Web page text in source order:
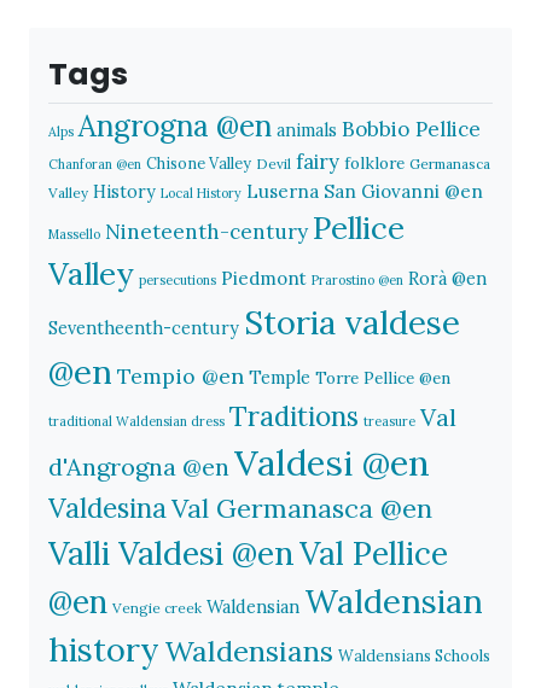
Tags
Alps Angrogna @en animals Bobbio Pellice
Chanforan @en Chisone Valley Devil fairy folklore Germanasca
Valley History Local History Luserna San Giovanni @en
Massello Nineteenth-century Pellice
Valley persecutions Piedmont Prarostino @en Rorà @en
Seventheenth-century Storia valdese
@en Tempio @en Temple Torre Pellice @en
traditional Waldensian dress Traditions treasure Val
d'Angrogna @enValdesi @en
ValdesinaVal Germanasca @en
Valli Valdesi @enVal Pellice
@en Vengie creek Waldensian Waldensian
historyWaldensians Waldensians Schools